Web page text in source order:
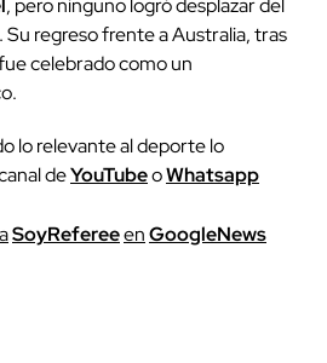
, pero ninguno logró desplazar del
regreso frente a Australia, tras
celebrado como un
lo relevante al deporte lo
deYouTubeoWhatsapp
SoyRefereeenGoogleNews